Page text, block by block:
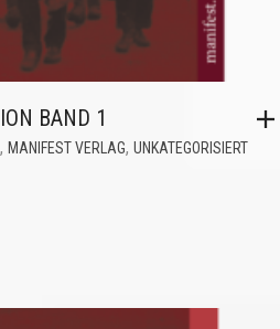
BAND 1
, MANIFEST VERLAG, UNKATEGORISIERT